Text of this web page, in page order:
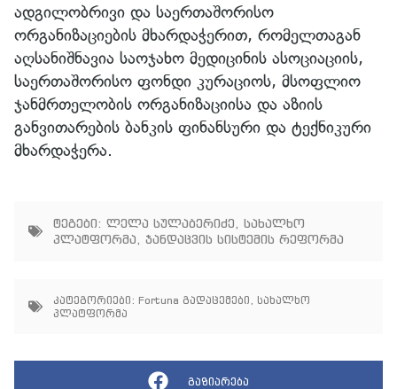
ადგილობრივი და საერთაშორისო
ორგანიზაციების მხარდაჭერით, რომელთაგან
აღსანიშნავია საოჯახო მედიცინის ასოციაციის,
საერთაშორისო ფონდი კურაციოს, მსოფლიო
ჯანმრთელობის ორგანიზაციისა და აზიის
განვითარების ბანკის ფინანსური და ტექნიკური
მხარდაჭერა.
ტეგები: ლელა სულაბერიძე, სახალხო
პლატფორმა, ჯანდაცვის სისტემის რეფორმა
კატეგორიები: Fortuna გადაცემები
სახალხო
პლატფორმა
გაზიარება